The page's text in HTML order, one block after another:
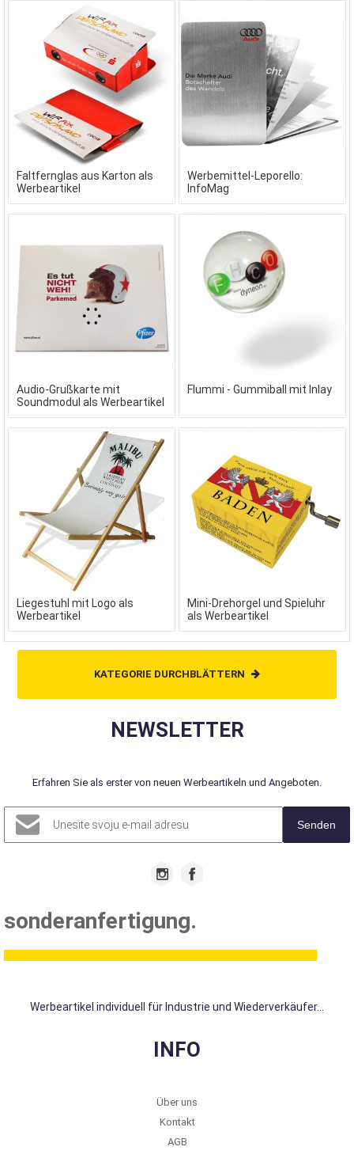
Faltfernglas aus Karton als
Werbeartikel
Werbemittel-Leporello:
InfoMag
Audio-Grußkarte mit
Soundmodul als Werbeartikel
Flummi - Gummiball mit Inlay
Liegestuhl mit Logo als
Werbeartikel
Mini-Drehorgel und Spieluhr
als Werbeartikel
KATEGORIE DURCHBLÄTTERN
NEWSLETTER
Erfahren Sie als erster von neuen Werbeartikeln und Angeboten.
Senden
sonderanfertigung.
Werbeartikel individuell für Industrie und Wiederverkäufer...
INFO
Über uns
Kontakt
AGB